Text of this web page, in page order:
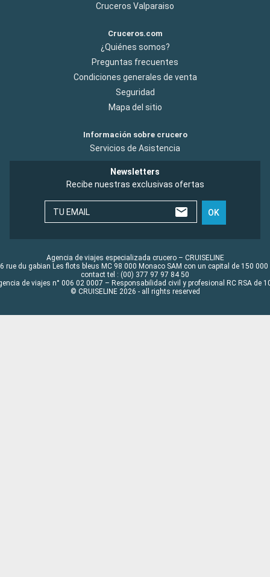
Cruceros Valparaiso
Cruceros.com
¿Quiénes somos?
Preguntas frecuentes
Condiciones generales de venta
Seguridad
Mapa del sitio
Información sobre crucero
Servicios de Asistencia
Newsletters
Recibe nuestras exclusivas ofertas
TU EMAIL OK
Agencia de viajes especializada crucero – CRUISELINE
rue du gabian Les flots bleus MC 98 000 Monaco SAM con un capital de 150 000
contact tel : (00) 377 97 97 84 50
de viajes n° 006 02 0007 – Responsabilidad civil y profesional RC RSA de
© CRUISELINE 2026 - all rights reserved